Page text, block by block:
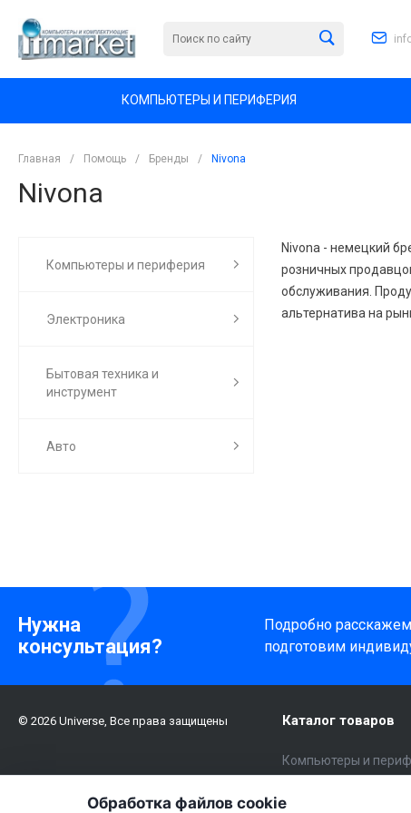
КОМПЬЮТЕРЫ И ПЕРИФЕРИЯ
Главная / Помощь / Бренды / Nivona
Nivona
Компьютеры и периферия
Электроника
Бытовая техника и
инструмент
Авто
Nivona - немецкий
розничных
обслуживания.
альтернатива на
Нужна
консультация?
Подробно
подготовим
© 2026 Universe, Все права защищены Каталог товаров
Компьютеры и
Обработка файлов cookie